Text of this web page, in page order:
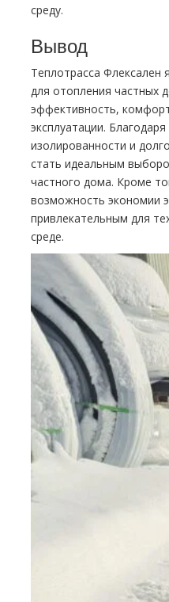
среду.
Вывод
Теплотрасса
для отопления частных
эффективность,
эксплуатации.
изолированности и
стать идеальным
частного дома. Кроме
возможность экономии
привлекательным для
среде.